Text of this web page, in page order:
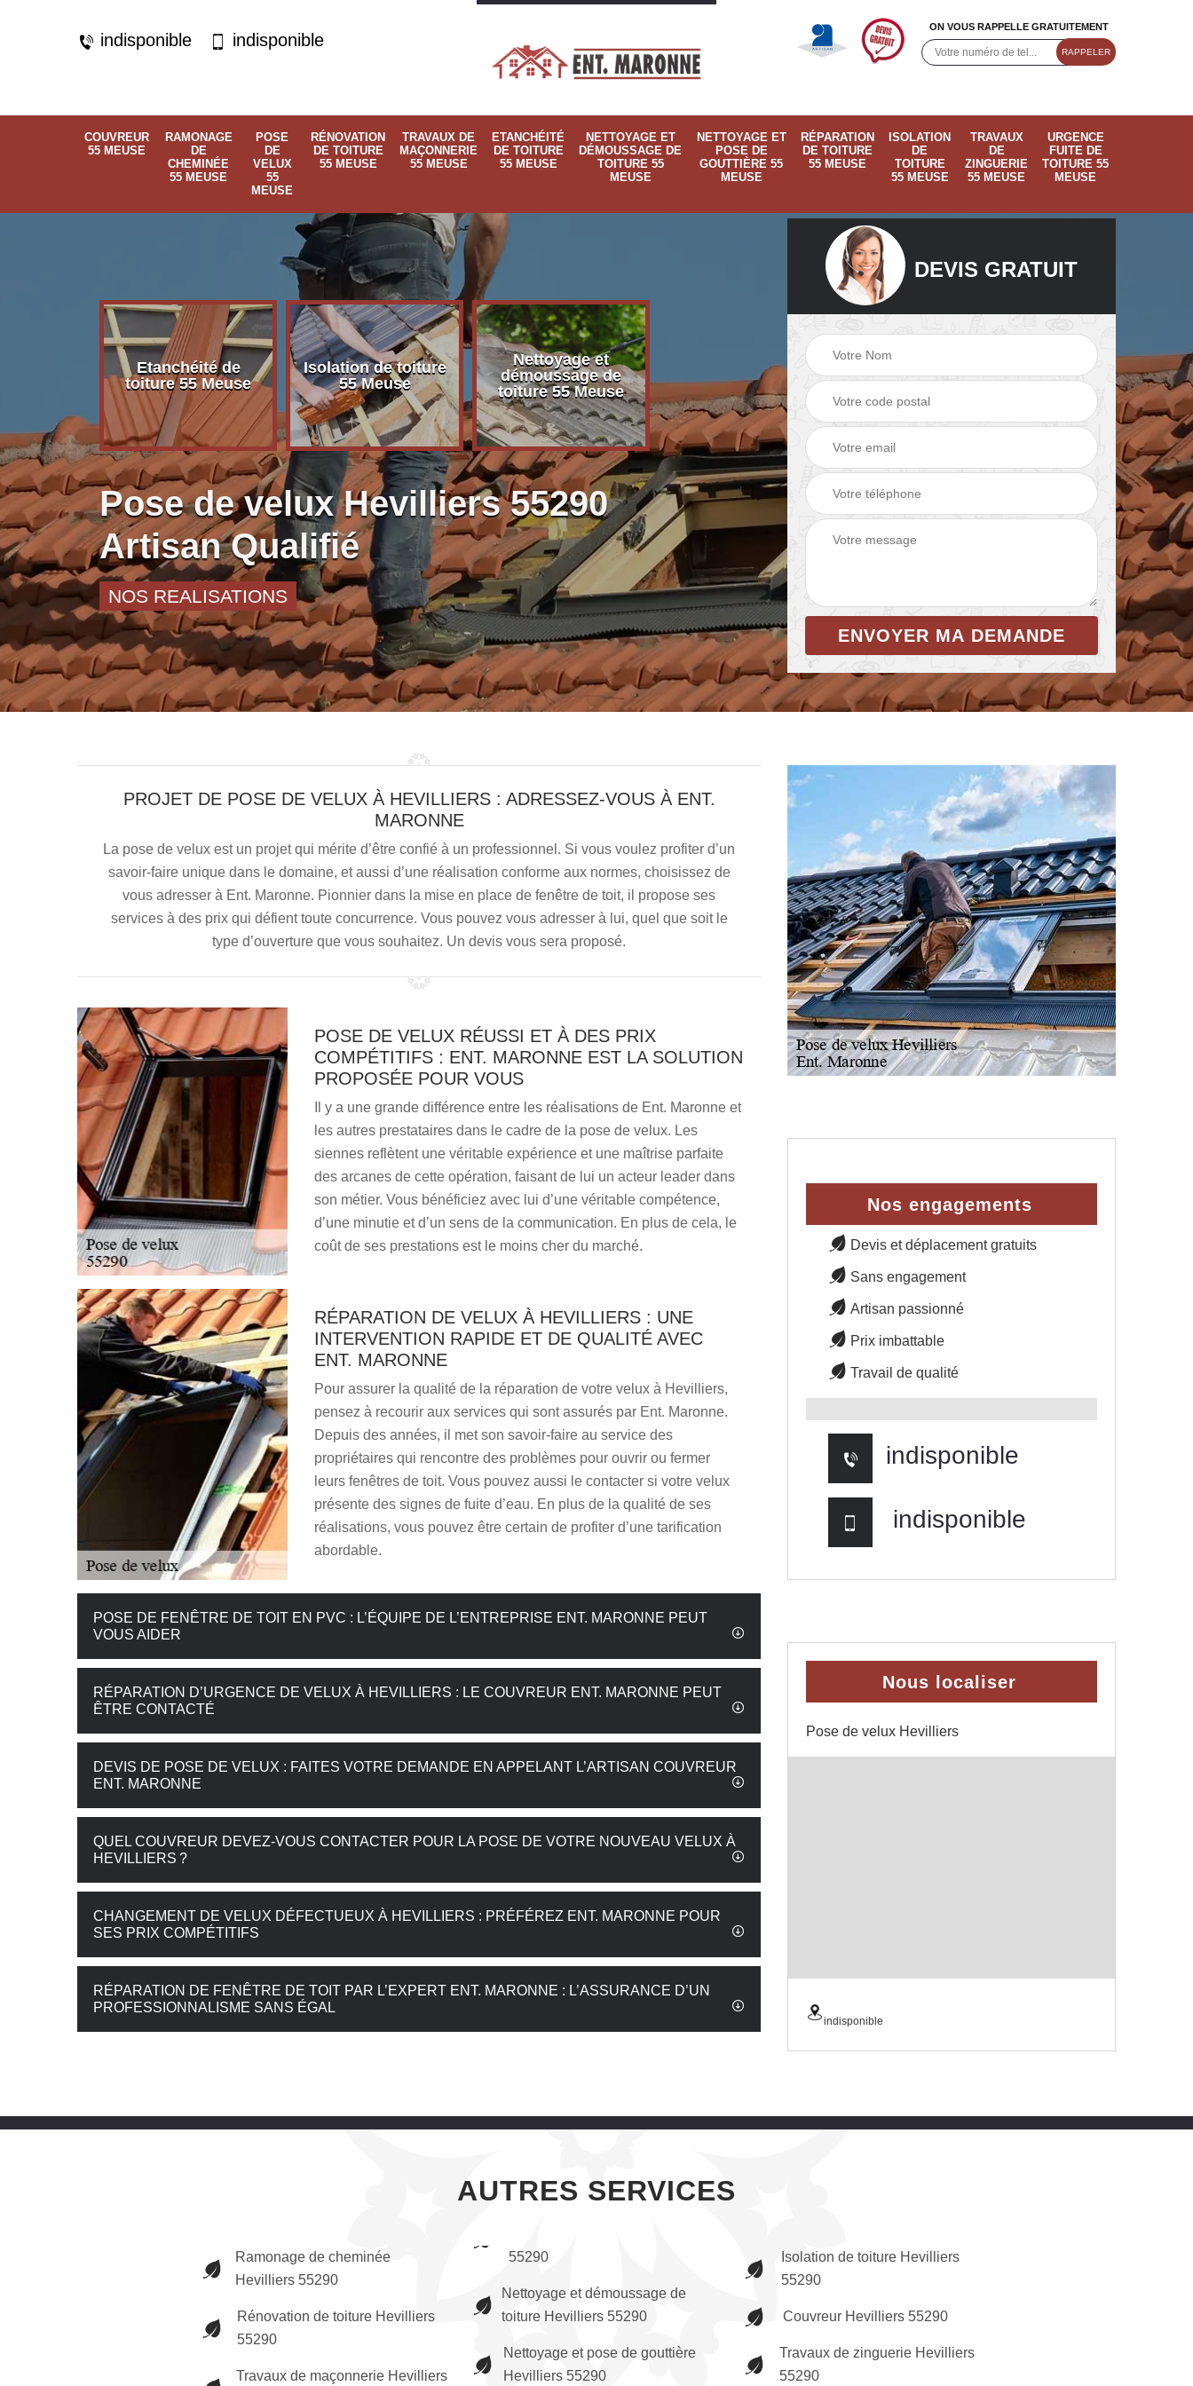
indisponible indisponible
ON VOUS RAPPELLE GRATUITEMENT
COUVREUR
55 MEUSE
RAMONAGE
DE
CHEMINÉE
55 MEUSE
POSE
DE
VELUX
55
MEUSE
RÉNOVATION
DE TOITURE
55 MEUSE
TRAVAUX DE
MAÇONNERIE
55 MEUSE
ETANCHÉITÉ
DE TOITURE
55 MEUSE
NETTOYAGE ET
DÉMOUSSAGE DE
TOITURE 55
MEUSE
NETTOYAGE ET
POSE DE
GOUTTIÈRE 55
MEUSE
RÉPARATION
DE TOITURE
55 MEUSE
ISOLATION
DE
TOITURE
55 MEUSE
TRAVAUX
DE
ZINGUERIE
55 MEUSE
URGENCE
FUITE DE
TOITURE 55
MEUSE
Etanchéité de
toiture 55 Meuse
Isolation de toiture
55 Meuse
Nettoyage et
démoussage de
toiture 55 Meuse
Nettoyage et pose
de gouttière 55
Meuse
Meuse
Ramonage de
cheminée 55
Pose de velux Hevilliers 55290
Artisan Qualifié
NOS REALISATIONS
DEVIS GRATUIT
PROJET DE POSE DE VELUX À HEVILLIERS : ADRESSEZ-VOUS À ENT.
MARONNE
La pose de velux est un projet qui mérite d’être confié à un professionnel. Si vous voulez profiter d’un
savoir-faire unique dans le domaine, et aussi d’une réalisation conforme aux normes, choisissez de
vous adresser à Ent. Maronne. Pionnier dans la mise en place de fenêtre de toit, il propose ses
services à des prix qui défient toute concurrence. Vous pouvez vous adresser à lui, quel que soit le
type d’ouverture que vous souhaitez. Un devis vous sera proposé.
POSE DE VELUX RÉUSSI ET À DES PRIX
COMPÉTITIFS : ENT. MARONNE EST LA SOLUTION
PROPOSÉE POUR VOUS
Il y a une grande différence entre les réalisations de Ent. Maronne et
les autres prestataires dans le cadre de la pose de velux. Les
siennes reflètent une véritable expérience et une maîtrise parfaite
des arcanes de cette opération, faisant de lui un acteur leader dans
son métier. Vous bénéficiez avec lui d’une véritable compétence,
d’une minutie et d’un sens de la communication. En plus de cela, le
coût de ses prestations est le moins cher du marché.
RÉPARATION DE VELUX À HEVILLIERS : UNE
INTERVENTION RAPIDE ET DE QUALITÉ AVEC
ENT. MARONNE
Pour assurer la qualité de la réparation de votre velux à Hevilliers,
pensez à recourir aux services qui sont assurés par Ent. Maronne.
Depuis des années, il met son savoir-faire au service des
propriétaires qui rencontre des problèmes pour ouvrir ou fermer
leurs fenêtres de toit. Vous pouvez aussi le contacter si votre velux
présente des signes de fuite d’eau. En plus de la qualité de ses
réalisations, vous pouvez être certain de profiter d’une tarification
abordable.
POSE DE FENÊTRE DE TOIT EN PVC : L’ÉQUIPE DE L’ENTREPRISE ENT. MARONNE PEUT
VOUS AIDER
RÉPARATION D’URGENCE DE VELUX À HEVILLIERS : LE COUVREUR ENT. MARONNE PEUT
ÊTRE CONTACTÉ
DEVIS DE POSE DE VELUX : FAITES VOTRE DEMANDE EN APPELANT L’ARTISAN COUVREUR
ENT. MARONNE
QUEL COUVREUR DEVEZ-VOUS CONTACTER POUR LA POSE DE VOTRE NOUVEAU VELUX À
HEVILLIERS ?
CHANGEMENT DE VELUX DÉFECTUEUX À HEVILLIERS : PRÉFÉREZ ENT. MARONNE POUR
SES PRIX COMPÉTITIFS
RÉPARATION DE FENÊTRE DE TOIT PAR L’EXPERT ENT. MARONNE : L’ASSURANCE D’UN
PROFESSIONNALISME SANS ÉGAL
Nos engagements
Devis et déplacement gratuits
Sans engagement
Artisan passionné
Prix imbattable
Travail de qualité
indisponible
indisponible
Nous localiser
Pose de velux Hevilliers
indisponible
AUTRES SERVICES
Ramonage de cheminée
Hevilliers 55290
Rénovation de toiture Hevilliers
55290
Travaux de maçonnerie Hevilliers
55290
Nettoyage et démoussage de
toiture Hevilliers 55290
Nettoyage et pose de gouttière
Hevilliers 55290
Isolation de toiture Hevilliers
55290
Couvreur Hevilliers 55290
Travaux de zinguerie Hevilliers
55290